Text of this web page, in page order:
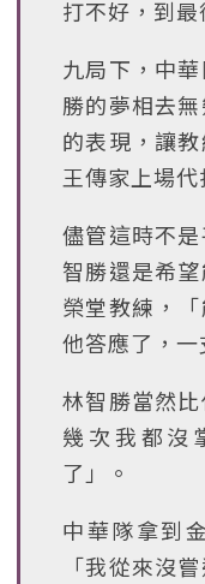
打不好，到
九局下，中
勝的夢相去
的表現，讓
王傳家上場代
儘管這時不
智勝還是希
榮堂教練，
他答應了，一
林智勝當然
幾次我都沒
了」。
中華隊拿到
「我從來沒